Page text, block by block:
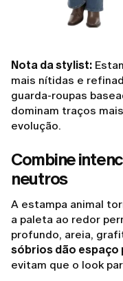
Nota da stylist:
mais nítidas e
guarda-roupas
dominam traços
evolução.
Combine
neutros
A estampa animal
a paleta ao redor
profundo, areia,
sóbrios dão espaço
evitam que o look